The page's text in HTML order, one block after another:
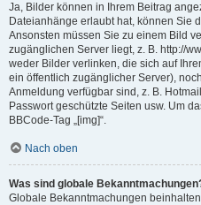
Ja, Bilder können in Ihrem Beitrag
Dateianhänge erlaubt hat, können Sie
Ansonsten müssen Sie zu einem Bild
zugänglichen Server liegt, z. B. http://
weder Bilder verlinken, die sich auf
ein öffentlich zugänglicher Server),
Anmeldung verfügbar sind, z. B.
Passwort geschützte Seiten usw. Um
BBCode-Tag „[img]“.
Nach oben
Was sind globale
Globale Bekanntmachungen